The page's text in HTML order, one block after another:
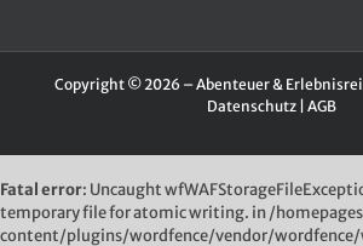
Copyright © 2026 – Abenteuer &
Datenschutz| AGB
Fatal error: Uncaught
temporary file for atomic writing. in /
content/plugins/wordfence/vendor/